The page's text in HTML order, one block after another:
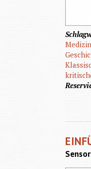
Medizin